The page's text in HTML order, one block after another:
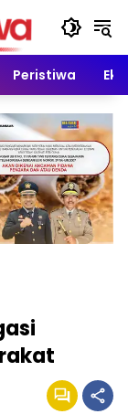
Peristiwa